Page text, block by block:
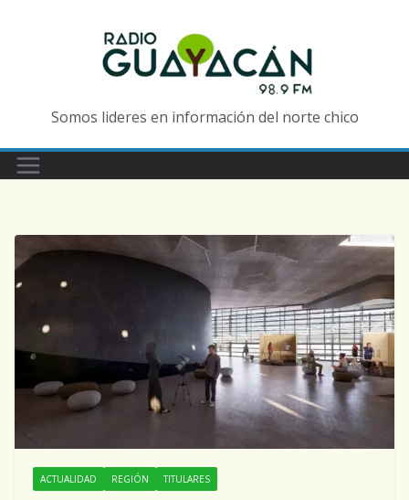
Somos lideres en información del norte chico
ACTUALIDAD REGIÓN TITULARES